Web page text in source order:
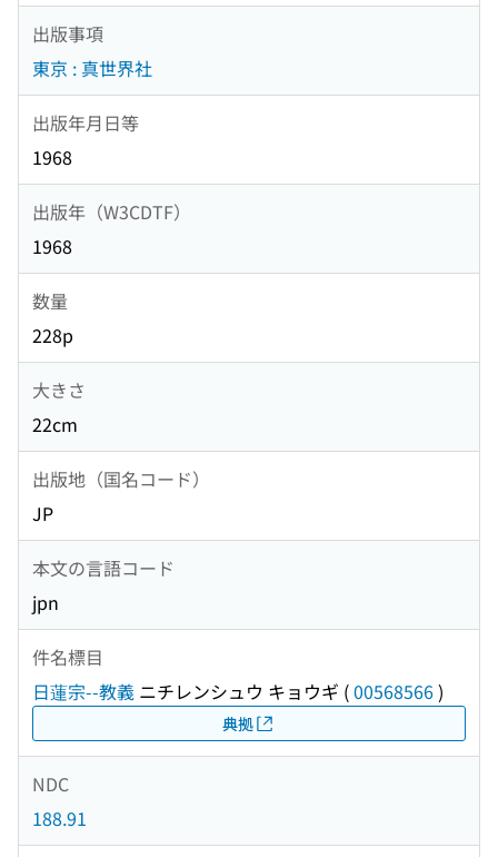
出版事項
東京 : 真世界社
出版年月日等
1968
出版年（W3CDTF）
1968
数量
228p
大きさ
22cm
出版地（国名コード）
JP
本文の言語コード
jpn
件名標目
日蓮宗--教義 ニチレンシュウ キョウギ (00568566)
典拠
NDC
188.91